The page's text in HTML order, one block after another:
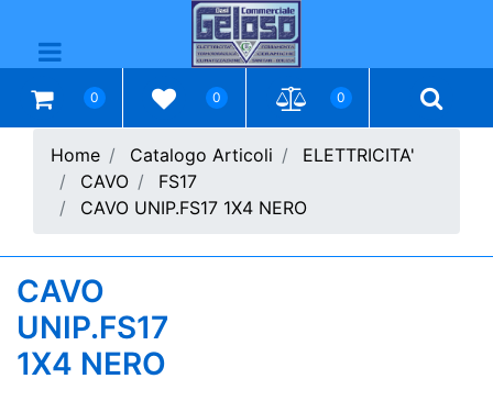
Open menu
0 0 0
Home Catalogo Articoli
ELETTRICITA'
CAVO
FS17
CAVO UNIP.FS17 1X4 NERO
CAVO
UNIP.FS17
1X4 NERO